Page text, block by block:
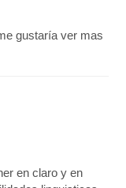
gustaría ver mas
en claro y en